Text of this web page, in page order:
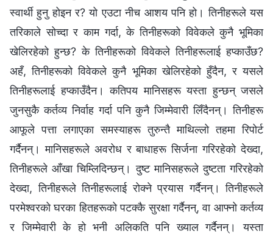
स्वार्थी हुनु होइन र? यो एउटा नीच आशय पनि हो। तिनीहरूले यस
तरिकाले सोच्दा र काम गर्दा, के तिनीहरूको विवेकले कुनै भूमिका
खेलिरहेको हुन्छ? के तिनीहरूको विवेकले तिनीहरूलाई हप्काउँछ?
अहँ, तिनीहरूको विवेकले कुनै भूमिका खेलिरहेको हुँदैन, र यसले
तिनीहरूलाई हप्काउँदैन। कतिपय मानिसहरू यस्ता हुन्छन् जसले
जुनसुकै कर्तव्य निर्वाह गर्दा पनि कुनै जिम्मेवारी लिँदैनन्। तिनीहरू
आफूले पत्ता लगाएका समस्याहरू तुरुन्तै माथिल्लो तहमा रिपोर्ट
गर्दैनन्। मानिसहरूले अवरोध र बाधाहरू सिर्जना गरिरहेको देख्दा,
तिनीहरूले आँखा चिम्लिदिन्छन्। दुष्ट मानिसहरूले दुष्टता गरिरहेको
देख्दा, तिनीहरूले तिनीहरूलाई रोक्ने प्रयास गर्दैनन्। तिनीहरूले
परमेश्‍वरको घरका हितहरूको पटक्कै सुरक्षा गर्दैनन्, वा आफ्नो कर्तव्य
र जिम्मेवारी के हो भनी अलिकति पनि ख्याल गर्दैनन्। यस्ता